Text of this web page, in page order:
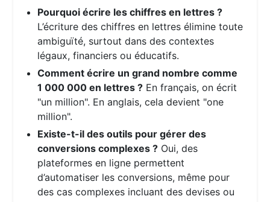
Pourquoi écrire les chiffres en lettres ?
L’écriture des chiffres en lettres élimine toute
ambiguïté, surtout dans des contextes
légaux, financiers ou éducatifs.
Comment écrire un grand nombre comme
1 000 000 en lettres ? En français, on écrit
"un million". En anglais, cela devient "one
million".
Existe-t-il des outils pour gérer des
conversions complexes ? Oui, des
plateformes en ligne permettent
d’automatiser les conversions, même pour
des cas complexes incluant des devises ou